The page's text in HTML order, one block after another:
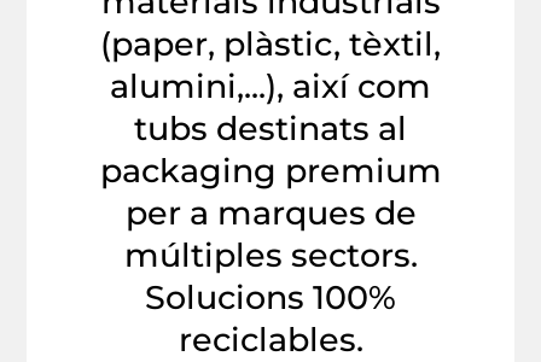
(paper, plàstic, tèxtil,
alumini,...), així com
tubs destinats al
packaging premium
per a marques de
múltiples sectors.
Solucions 100%
reciclables.